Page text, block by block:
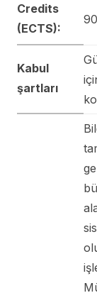
Credits
(ECTS):
90
Kabul
şartları